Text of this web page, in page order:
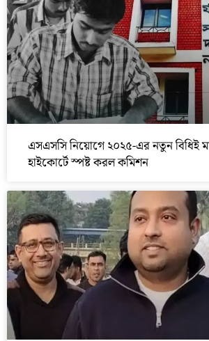
এসএসসি নিয়োগে ২০২৫-এর নতুন বিধিই
হাইকোর্টে স্পষ্ট করল কমিশন